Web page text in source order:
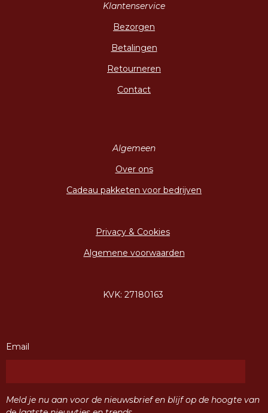
Klantenservice
Bezorgen
Betalingen
Retourneren
Contact
Algemeen
Over ons
Cadeau pakketen voor bedrijven
Privacy & Cookies
Algemene voorwaarden
KVK: 27180163
Email
Meld je nu aan voor de nieuwsbrief en blijf op de hoogte van